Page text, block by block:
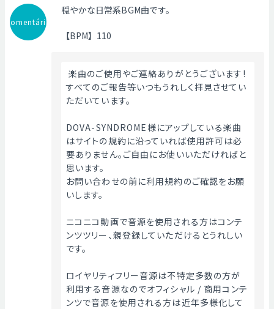
Comentário
穏やかな日常系BGM曲です。
【BPM】110
楽曲のご使用やご連絡ありがとうございます!
すべてのご報告等いつもうれしく拝見させてい
ただいています。
DOVA-SYNDROME様にアップしている楽曲
はサイトの規約に沿っていれば使用許可は必
要ありません。ご自由にお使いいただければと
思います。
お問い合わせの前に利用規約のご確認をお願
いします。
ニコニコ動画で音源を使用される方はコンテ
ンツツリー、親登録していただけるとうれしい
です。
ロイヤリティフリー音源は不特定多数の方が
利用する音源なのでオフィシャル / 商用コンテ
ンツで音源を使用される方は近年多様化して